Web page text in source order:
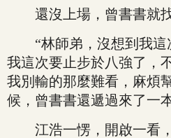
還沒上場，曾書書就找
“林師弟，沒想到我這
我這次要止步於八強了，
我別輸的那麼難看，麻煩
候，曾書書還遞過來了一本
江浩一愣，開啟一看，